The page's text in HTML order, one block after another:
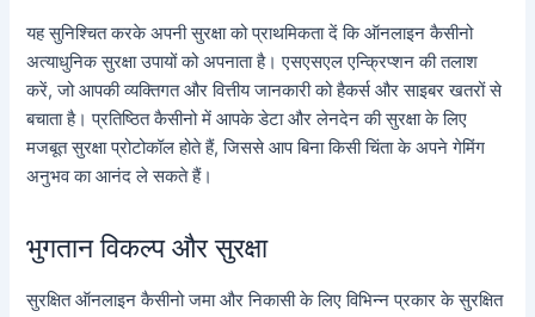
यह सुनिश्चित करके अपनी सुरक्षा को प्राथमिकता दें कि ऑनलाइन कैसीनो
अत्याधुनिक सुरक्षा उपायों को अपनाता है। एसएसएल एन्क्रिप्शन की तलाश
करें, जो आपकी व्यक्तिगत और वित्तीय जानकारी को हैकर्स और साइबर खतरों से
बचाता है। प्रतिष्ठित कैसीनो में आपके डेटा और लेनदेन की सुरक्षा के लिए
मजबूत सुरक्षा प्रोटोकॉल होते हैं, जिससे आप बिना किसी चिंता के अपने गेमिंग
अनुभव का आनंद ले सकते हैं।
भुगतान विकल्प और सुरक्षा
सुरक्षित ऑनलाइन कैसीनो जमा और निकासी के लिए विभिन्न प्रकार के सुरक्षित